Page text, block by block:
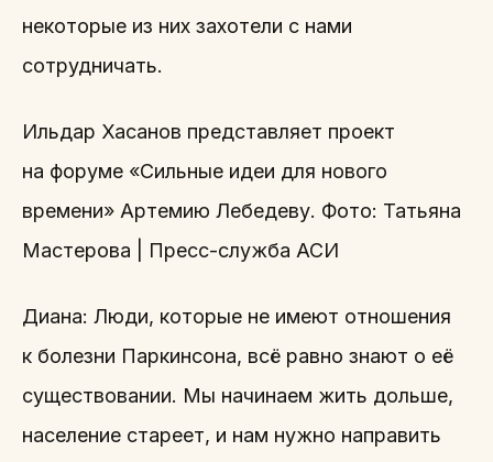
некоторые из них захотели с нами
сотрудничать.
Ильдар Хасанов представляет проект
на форуме «Сильные идеи для нового
времени» Артемию Лебедеву. Фото: Татьяна
Мастерова | Пресс-служба АСИ
Диана: Люди, которые не имеют отношения
к болезни Паркинсона, всё равно знают о её
существовании. Мы начинаем жить дольше,
население стареет, и нам нужно направить